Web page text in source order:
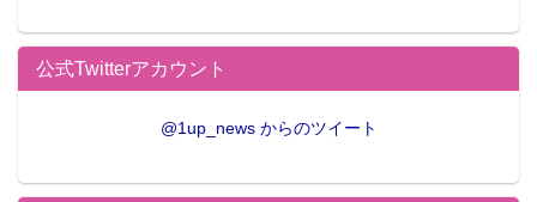
公式Twitterアカウント
@1up_news からのツイート